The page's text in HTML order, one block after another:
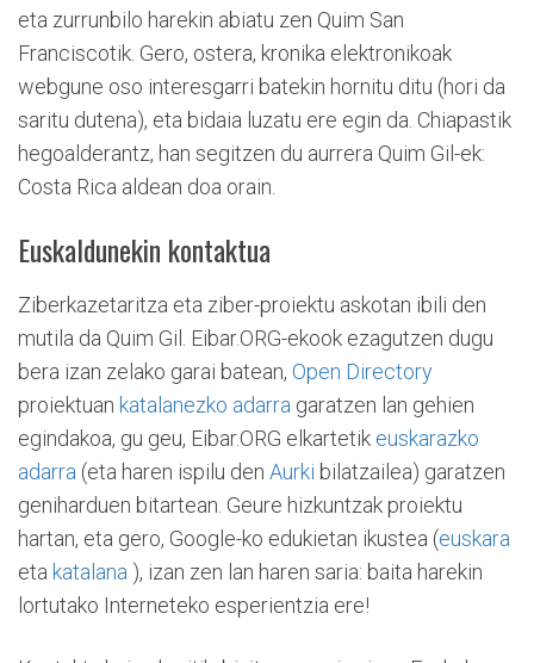
eta zurrunbilo harekin abiatu zen Quim San
Franciscotik. Gero, ostera, kronika elektronikoak
webgune oso interesgarri batekin hornitu ditu (hori da
saritu dutena), eta bidaia luzatu ere egin da. Chiapastik
hegoalderantz, han segitzen du aurrera Quim Gil-ek:
Costa Rica aldean doa orain.
Euskaldunekin kontaktua
Ziberkazetaritza eta ziber-proiektu askotan ibili den
mutila da Quim Gil. Eibar.ORG-ekook ezagutzen dugu
bera izan zelako garai batean, Open Directory
proiektuan katalanezko adarra garatzen lan gehien
egindakoa, gu geu, Eibar.ORG elkartetik euskarazko
adarra (eta haren ispilu den Aurki bilatzailea) garatzen
geniharduen bitartean. Geure hizkuntzak proiektu
hartan, eta gero, Google-ko edukietan ikustea (euskara
eta katalana ), izan zen lan haren saria: baita harekin
lortutako Interneteko esperientzia ere!